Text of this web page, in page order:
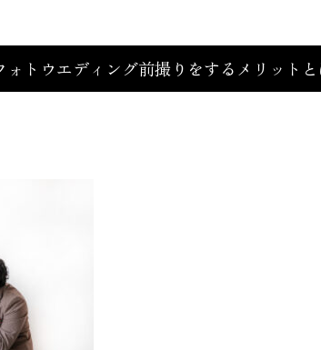
トウエディング前撮りをするメリットと